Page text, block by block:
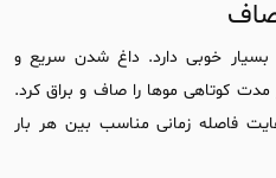
بسیار خوبی دارد. داغ شدن سریع و
کوتاهی موها را صاف و براق کرد.
فاصله زمانی مناسب بین هر بار